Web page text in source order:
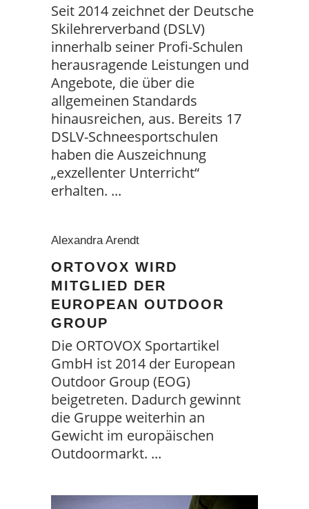
Seit 2014 zeichnet der Deutsche
Skilehrerverband (DSLV)
innerhalb seiner Profi-Schulen
herausragende Leistungen und
Angebote, die über die
allgemeinen Standards
hinausreichen, aus. Bereits 17
DSLV-Schneesportschulen
haben die Auszeichnung
„exzellenter Unterricht“
erhalten.
Alexandra Arendt
ORTOVOX WIRD
MITGLIED DER
EUROPEAN OUTDOOR
GROUP
Die ORTOVOX Sportartikel
GmbH ist 2014 der European
Outdoor Group (EOG)
beigetreten. Dadurch gewinnt
die Gruppe weiterhin an
Gewicht im europäischen
Outdoormarkt.